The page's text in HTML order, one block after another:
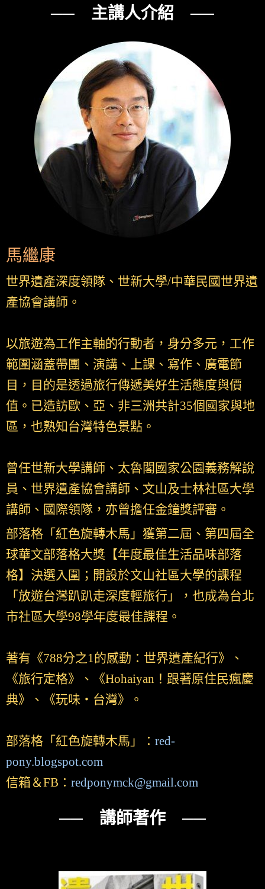
── 主講人介紹 ──
馬繼康
世界遺產深度領隊、世新大學/中華民國世界遺
產協會講師。
以旅遊為工作主軸的行動者，身分多元，工作
範圍涵蓋帶團、演講、上課、寫作、廣電節
目，目的是透過旅行傳遞美好生活態度與價
值。已造訪歐、亞、非三洲共計35個國家與地
區，也熟知台灣特色景點。
曾任世新大學講師、太魯閣國家公園義務解說
員、世界遺產協會講師、文山及士林社區大學
講師、國際領隊，亦曾擔任金鐘獎評審。
部落格「紅色旋轉木馬」獲第二屆、第四屆全
球華文部落格大獎【年度最佳生活品味部落
格】決選入圍；開設於文山社區大學的課程
「放遊台灣趴趴走深度輕旅行」，也成為台北
市社區大學98學年度最佳課程。
著有《788分之1的感動：世界遺產紀行》、
《旅行定格》、《Hohaiyan！跟著原住民瘋慶
典》、《玩味‧台灣》。
部落格「紅色旋轉木馬」： red-
pony.blogspot.com
信箱＆FB： redponymck@gmail.com
── 講師著作 ──